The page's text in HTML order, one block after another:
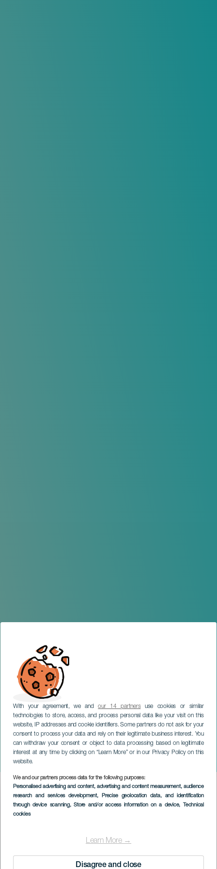
With your agreement, we andour 14 partnersuse cookies or similar
technologies to store, access, and process personal data like your visit on this
website, IP addresses and cookie identifiers. Some partners do not ask for your
consent to process your data and rely on their legitimate business interest. You
can withdraw your consent or object to data processing based on legitimate
interest at any time by clicking on “Learn More” or in our Privacy Policy on this
website.
We and our partners process data for the following purposes:
Personalised advertising and content, advertising and content measurement, audience
research and services development, Precise geolocation data, and identification
through device scanning, Store and/or access information on a device, Technical
cookies
Learn More →
Disagree and close
Der Markt der Liebe und
Freundschaft
GRAN CANARIA
Imagen
Listado